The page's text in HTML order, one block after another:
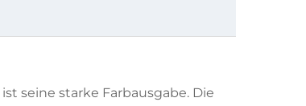
ist seine starke Farbausgabe. Die